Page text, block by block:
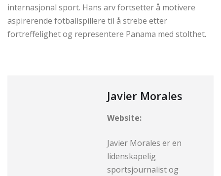
internasjonal sport. Hans arv fortsetter å motivere
aspirerende fotballspillere til å strebe etter
fortreffelighet og representere Panama med stolthet.
Javier Morales
Website:
Javier Morales er en
lidenskapelig
sportsjournalist og